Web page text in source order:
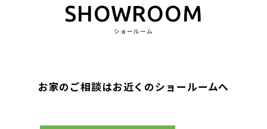
SHOWROOM
ショールーム
お家のご相談はお近くのショールームへ